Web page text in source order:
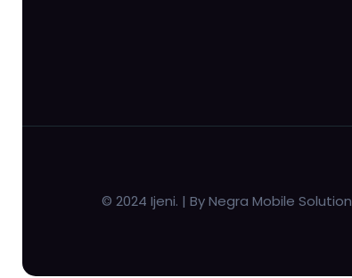
© 2024 Ijeni. | By Negra Mobile Solution